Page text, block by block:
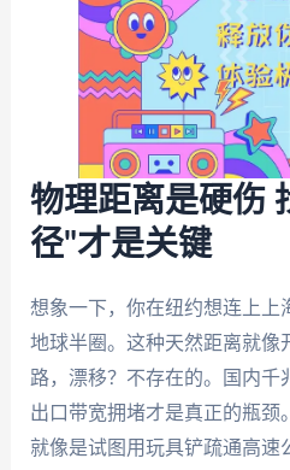
物理距离是硬伤
径"才是关键
想象一下，你在纽约想连上上
地球半圈。这种天然距离就像
路，漂移？不存在的。国内千
出口带宽拥堵才是真正的瓶颈
就像是试图用玩具铲疏通高